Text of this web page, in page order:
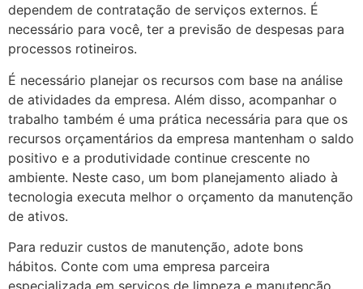
dependem de contratação de serviços externos. É
necessário para você, ter a previsão de despesas para
processos rotineiros.
É necessário planejar os recursos com base na análise
de atividades da empresa. Além disso, acompanhar o
trabalho também é uma prática necessária para que os
recursos orçamentários da empresa mantenham o saldo
positivo e a produtividade continue crescente no
ambiente. Neste caso, um bom planejamento aliado à
tecnologia executa melhor o orçamento da manutenção
de ativos.
Para reduzir custos de manutenção, adote bons
hábitos. Conte com uma empresa parceira